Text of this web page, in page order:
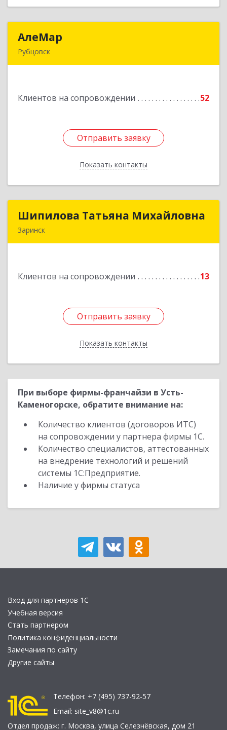
АлеМар
Рубцовск
Клиентов на сопровождении 52
Отправить заявку
Показать контакты
Подробнее
Отправить заявку
Назад
Шипилова Татьяна Михайловна
Заринск
Клиентов на сопровождении 13
Отправить заявку
Показать контакты
Шипилова Татьяна Михайловна
Отправить заявку
Назад
При выборе фирмы-франчайзи в Усть-
Каменогорске, обратите внимание на:
Количество клиентов (договоров ИТС)
на сопровождении у партнера фирмы 1С.
Количество специалистов, аттестованных
на внедрение технологий и решений
системы 1С:Предприятие.
Наличие у фирмы статуса
Вход для партнеров 1С
Учебная версия
Стать партнером
Политика конфиденциальности
Замечания по сайту
Другие сайты
Телефон: +7 (495) 737-92-57
Email: site_v8@1c.ru
Отдел продаж: г. Москва, улица Селезнёвская, дом 21